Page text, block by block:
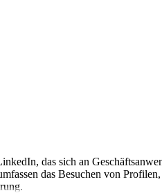
das sich an
das Besuchen von